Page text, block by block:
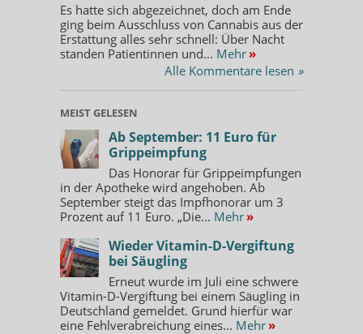
Es hatte sich abgezeichnet, doch am Ende
ging beim Ausschluss von Cannabis aus der
Erstattung alles sehr schnell: Über Nacht
standen Patientinnen und... Mehr »
Alle Kommentare lesen »
MEIST GELESEN
Ab September: 11 Euro für
Grippeimpfung
Das Honorar für Grippeimpfungen
in der Apotheke wird angehoben. Ab
September steigt das Impfhonorar um 3
Prozent auf 11 Euro. „Die... Mehr »
Wieder Vitamin-D-Vergiftung
bei Säugling
Erneut wurde im Juli eine schwere
Vitamin-D-Vergiftung bei einem Säugling in
Deutschland gemeldet. Grund hierfür war
eine Fehlverabreichung eines... Mehr »